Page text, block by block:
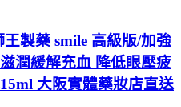
製藥 smile 高級版/加強
潤緩解充血 降低眼壓疲
大阪實體藥妝店直送